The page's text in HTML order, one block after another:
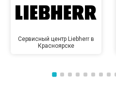
Сервисный центр Liebherr в
Красноярске